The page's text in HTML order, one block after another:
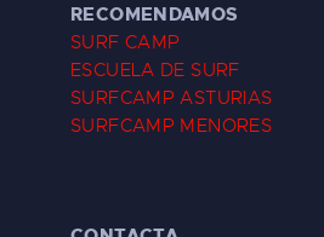
RECOMENDAMOS
SURF CAMP
ESCUELA DE SURF
SURFCAMP ASTURIAS
SURFCAMP MENORES